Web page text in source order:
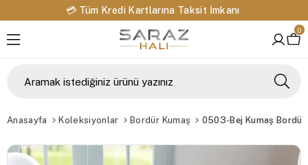
💳 Tüm Kredi Kartlarına Taksit İmkanı
0
Anasayfa Koleksiyonlar Bordür Kumaş